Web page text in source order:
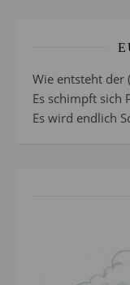
Wie entsteht der
Es schimpft sich
Es wird endlich